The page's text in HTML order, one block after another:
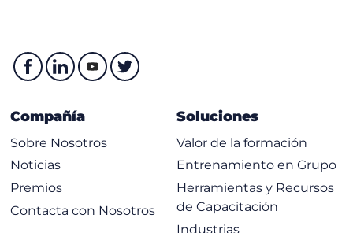
Compañía
Sobre Nosotros
Noticias
Premios
Contacta con Nosotros
Soluciones
Valor de la formación
Entrenamiento en Grupo
Herramientas y Recursos
de Capacitación
Industrias